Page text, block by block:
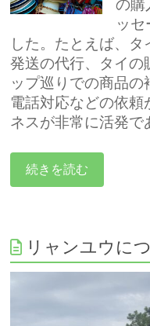
の購
ッ
した。たとえば、
発送の代行、タイの
ップ巡りでの商品
電話対応などの依
ネスが非常に活発で
続きを読む
リャンユウに